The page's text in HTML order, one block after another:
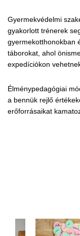
Gyermekvédelmi
gyakorlott trénerek
gyermekotthonokban
táborokat, ahol
expedíciókon
Élménypedagógiai
a bennük rejlő
erőforrásaikat